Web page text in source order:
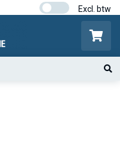
Gratis